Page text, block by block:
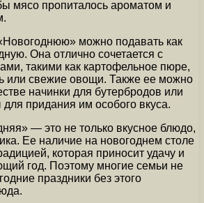
мясо пропиталось ароматом и
можно подавать как
Она отлично сочетается с
такими как картофельное пюре,
или свежие овощи. Также ее можно
начинки для бутербродов или
придания им особого вкуса.
— это не только вкусное блюдо,
Ее наличие на новогоднем столе
которая приносит удачу и
год. Поэтому многие семьи не
праздники без этого